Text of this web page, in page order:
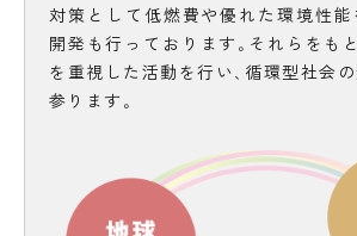
対策として低燃費や優れた環境性
開発も行っております｡それらをも
を重視した活動を行い､循環型社会
参ります｡